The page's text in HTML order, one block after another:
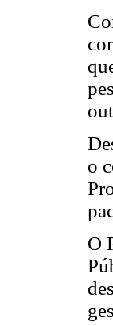
o
O